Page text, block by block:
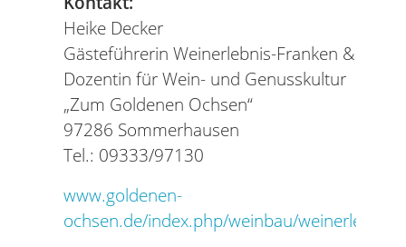
Heike Decker
Gästeführerin Weinerlebnis-Franken &
Dozentin für Wein- und Genusskultur
„Zum Goldenen Ochsen“
97286 Sommerhausen
Tel.: 09333/97130
www.goldenen-
ochsen.de/index.php/weinbau/